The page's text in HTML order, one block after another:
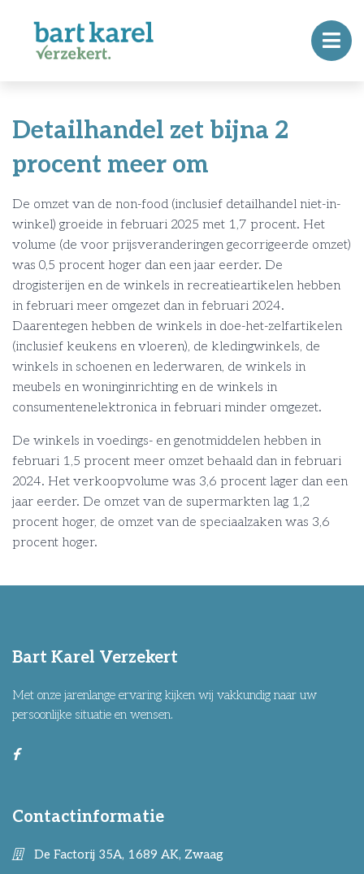
Detailhandel zet bijna 2
procent meer om
De omzet van de non-food (inclusief detailhandel niet-in-
winkel) groeide in februari 2025 met 1,7 procent. Het
volume (de voor prijsveranderingen gecorrigeerde omzet)
was 0,5 procent hoger dan een jaar eerder. De
drogisterijen en de winkels in recreatieartikelen hebben
in februari meer omgezet dan in februari 2024.
Daarentegen hebben de winkels in doe-het-zelfartikelen
(inclusief keukens en vloeren), de kledingwinkels, de
winkels in schoenen en lederwaren, de winkels in
meubels en woninginrichting en de winkels in
consumentenelektronica in februari minder omgezet.
De winkels in voedings- en genotmiddelen hebben in
februari 1,5 procent meer omzet behaald dan in februari
2024. Het verkoopvolume was 3,6 procent lager dan een
jaar eerder. De omzet van de supermarkten lag 1,2
procent hoger, de omzet van de speciaalzaken was 3,6
procent hoger.
Bart Karel Verzekert
Met onze jarenlange ervaring kijken wij vakkundig naar uw
persoonlijke situatie en wensen.
Contactinformatie
De Factorij 35A, 1689 AK, Zwaag